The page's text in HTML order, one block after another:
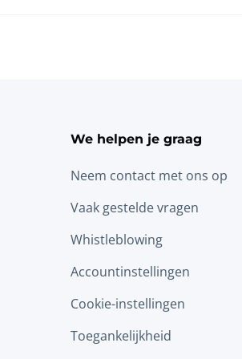
We helpen je graag
Neem contact met ons op
Vaak gestelde vragen
Whistleblowing
Accountinstellingen
Cookie-instellingen
Toegankelijkheid